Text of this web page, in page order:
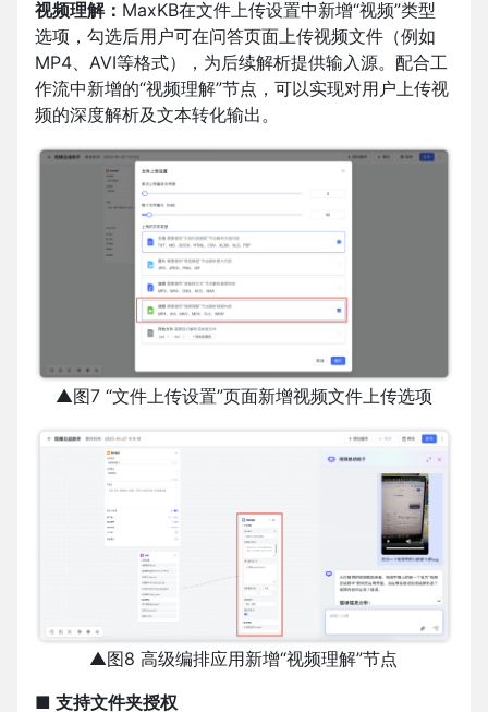
视频理解： MaxKB在文件上传设置中新增“视频”类型
选项，勾选后用户可在问答页面上传视频文件（例如
MP4、AVI等格式），为后续解析提供输入源。配合工
作流中新增的“视频理解”节点，可以实现对用户上传视
频的深度解析及文本转化输出。
▲图7 “文件上传设置”页面新增视频文件上传选项
▲图8 高级编排应用新增“视频理解”节点
■ 支持文件夹授权